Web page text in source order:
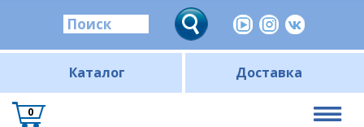
Каталог Доставка
0